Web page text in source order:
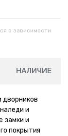
в зависимости
НАЛИЧИЕ
дворников
и
замки и
покрытия